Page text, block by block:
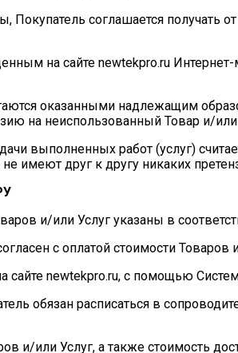
соглашается получать
на сайте newtekpro.ru
оказанными надлежащим
на неиспользованный Товар и/или
выполненных работ (услуг)
имеют друг к другу никаких
и/или Услуг указаны в
с оплатой стоимости
сайте newtekpro.ru, с помощью
обязан расписаться в
и/или Услуг, а также стоимость